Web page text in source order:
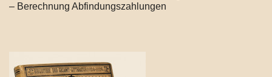
– Berechnung Abfindungszahlungen